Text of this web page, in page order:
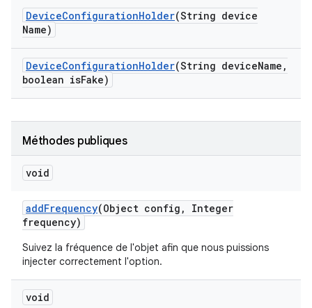
DeviceConfigurationHolder(String device
Name)
DeviceConfigurationHolder(String deviceName ,
boolean isFake)
Méthodes publiques
void
addFrequency(Object config ,
Integer
frequency)
Suivez la fréquence de l'objet afin que nous puissions
injecter correctement l'option.
void